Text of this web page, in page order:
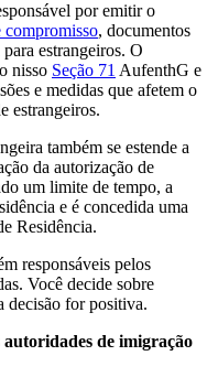
por emitir o
compromisso, documentos
estrangeiros. O
nisso Seção 71 AufenthG e
e medidas que afetem o
estrangeiros.
também se estende a
da autorização de
um limite de tempo, a
e é concedida uma
Residência.
responsáveis pelos
Você decide sobre
decisão for positiva.
de imigração